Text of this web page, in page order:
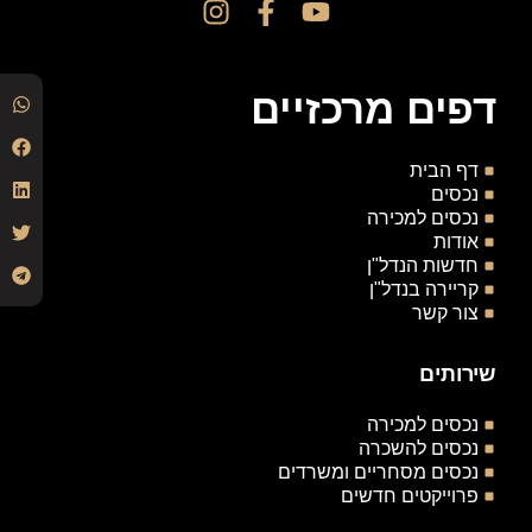
דפים מרכזיים
דף הבית
נכסים
נכסים למכירה
אודות
חדשות הנדל"ן
קריירה בנדל"ן
צור קשר
שירותים
נכסים למכירה
נכסים להשכרה
נכסים מסחריים ומשרדים
פרוייקטים חדשים